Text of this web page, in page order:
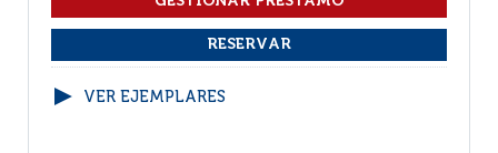
VER EJEMPLARES